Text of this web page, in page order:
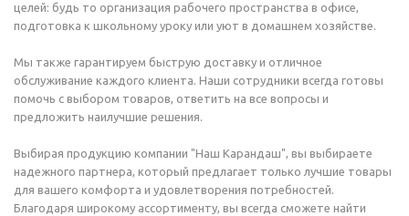
целей: будь то организация рабочего пространства в офисе,
подготовка к школьному уроку или уют в домашнем хозяйстве.
Мы также гарантируем быструю доставку и отличное
обслуживание каждого клиента. Наши сотрудники всегда готовы
помочь с выбором товаров, ответить на все вопросы и
предложить наилучшие решения.
Выбирая продукцию компании "Наш Карандаш", вы выбираете
надежного партнера, который предлагает только лучшие товары
для вашего комфорта и удовлетворения потребностей.
Благодаря широкому ассортименту, вы всегда сможете найти